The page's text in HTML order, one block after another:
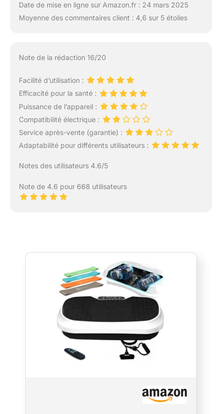
Date de mise en ligne sur Amazon.fr : 24 mars 2025
Moyenne des commentaires client : 4,6 sur 5 étoiles
Note de la rédaction 16/20
Facilité d’utilisation :
Efficacité pour la santé :
Puissance de l’appareil :
Compatibilité électrique :
Service après-vente (garantie) :
Adaptabilité pour différents utilisateurs :
Notes des utilisateurs 4.6/5
Note de 4.6 pour 668 utilisateurs